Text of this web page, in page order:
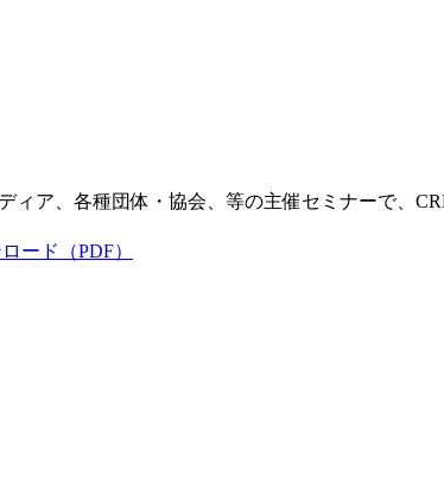
ア、各種団体・協会、等の主催セミナーで、